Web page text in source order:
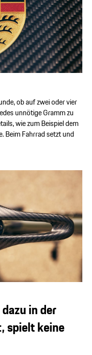
ob auf zwei oder vier
unnötige Gramm zu
wie zum Beispiel dem
Beim Fahrrad setzt und
in der
spielt keine